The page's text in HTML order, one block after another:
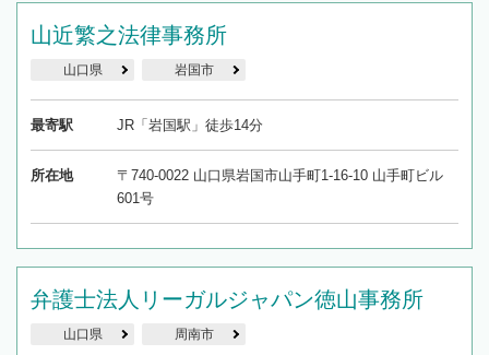
山近繁之法律事務所
山口県 岩国市
最寄駅 JR「岩国駅」徒歩14分
所在地
〒740-0022 山口県岩国市山手町1-16-10 山手町ビル
601号
弁護士法人リーガルジャパン徳山事務所
山口県 周南市